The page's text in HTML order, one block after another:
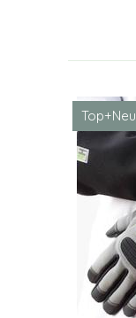
Top+Neu